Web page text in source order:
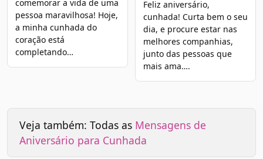
comemorar a vida de uma
pessoa maravilhosa! Hoje,
a minha cunhada do
coração está
completando…
Feliz aniversário,
cunhada! Curta bem o seu
dia, e procure estar nas
melhores companhias,
junto das pessoas que
mais ama….
Veja também: Todas as Mensagens de
Aniversário para Cunhada